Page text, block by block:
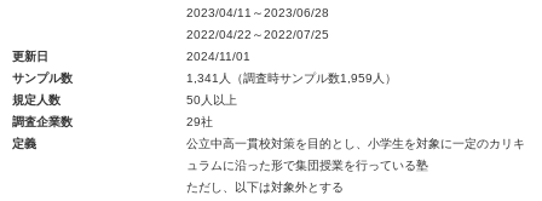
2023/04/11～2023/06/28
2022/04/22～2022/07/25
更新日
2024/11/01
サンプル数
1,341人（調査時サンプル数1,959人）
規定人数
50人以上
調査企業数
29社
定義
公立中高一貫校対策を目的とし、小学生を対象に一定のカリキ
ュラムに沿った形で集団授業を行っている塾
ただし、以下は対象外とする